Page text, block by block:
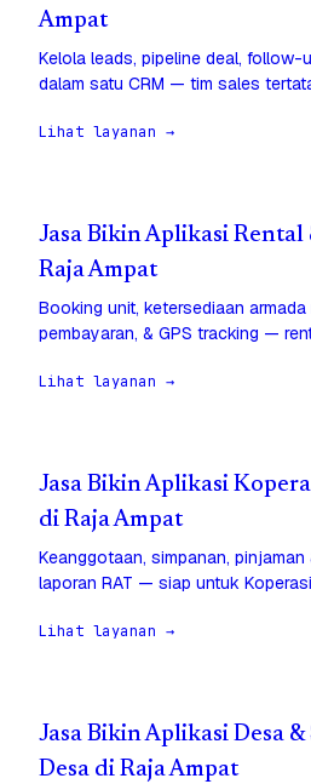
Ampat
Kelola leads, pipeline deal, follow-
dalam satu CRM — tim sales
Lihat layanan →
Jasa Bikin Aplikasi Rental
Raja Ampat
Booking unit, ketersediaan
pembayaran, & GPS tracking —
Lihat layanan →
Jasa Bikin Aplikasi
di Raja Ampat
Keanggotaan, simpanan, pinjaman
laporan RAT — siap untuk
Lihat layanan →
Jasa Bikin Aplikasi Desa
Desa di Raja Ampat